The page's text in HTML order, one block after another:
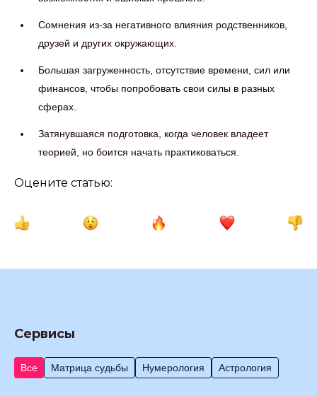
Сомнения из-за негативного влияния родственников,
друзей и других окружающих.
Большая загруженность, отсутствие времени, сил или
финансов, чтобы попробовать свои силы в разных
сферах.
Затянувшаяся подготовка, когда человек владеет
теорией, но боится начать практиковаться.
Оцените статью:
Сервисы
Все Матрица судьбы Нумерология Астрология